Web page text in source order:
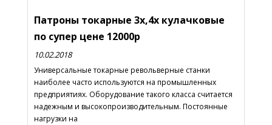
Патроны токарные 3х,4х кулачковые
по супер цене 12000р
10.02.2018
Универсальные токарные револьверные станки
наиболее часто используются на промышленных
предприятиях. Оборудование такого класса считается
надежным и высокопроизводительным. Постоянные
нагрузки на